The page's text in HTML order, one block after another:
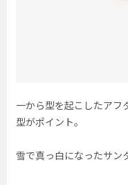
一から型を起こしたアフ
型がポイント。
雪で真っ白になったサン